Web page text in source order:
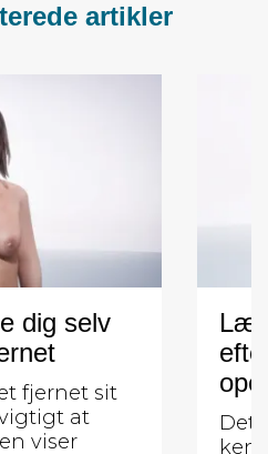
artikler
dig selv
fjernet sit
at
viser
Lær
Det